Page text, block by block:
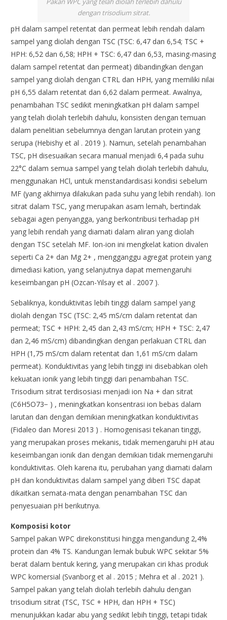
dengan trisodium sitrat.
pH dalam sampel retentat dan permeat lebih rendah dalam
sampel yang diolah dengan TSC (TSC: 6,47 dan 6,54; TSC +
HPH: 6,52 dan 6,58; HPH + TSC: 6,47 dan 6,53, masing-masing
dalam sampel retentat dan permeat) dibandingkan dengan
sampel yang diolah dengan CTRL dan HPH, yang memiliki nilai
pH 6,55 dalam retentat dan 6,62 dalam permeat. Awalnya,
penambahan TSC sedikit meningkatkan pH dalam sampel
yang telah diolah terlebih dahulu, konsisten dengan temuan
dalam penelitian sebelumnya dengan larutan protein yang
serupa (Hebishy et al . 2019 ). Namun, setelah penambahan
TSC, pH disesuaikan secara manual menjadi 6,4 pada suhu
22°C dalam semua sampel yang telah diolah terlebih dahulu,
menggunakan HCl, untuk menstandardisasi kondisi sebelum
MF (yang akhirnya dilakukan pada suhu yang lebih rendah). Ion
sitrat dalam TSC, yang merupakan asam lemah, bertindak
sebagai agen penyangga, yang berkontribusi terhadap pH
yang lebih rendah yang diamati dalam aliran yang diolah
dengan TSC setelah MF. Ion-ion ini mengkelat kation divalen
seperti Ca 2+ dan Mg 2+ , mengganggu agregat protein yang
dimediasi kation, yang selanjutnya dapat memengaruhi
keseimbangan pH (Ozcan-Yilsay et al . 2007 ).
Sebaliknya, konduktivitas lebih tinggi dalam sampel yang
diolah dengan TSC (TSC: 2,45 mS/cm dalam retentat dan
permeat; TSC + HPH: 2,45 dan 2,43 mS/cm; HPH + TSC: 2,47
dan 2,46 mS/cm) dibandingkan dengan perlakuan CTRL dan
HPH (1,75 mS/cm dalam retentat dan 1,61 mS/cm dalam
permeat). Konduktivitas yang lebih tinggi ini disebabkan oleh
kekuatan ionik yang lebih tinggi dari penambahan TSC.
Trisodium sitrat terdisosiasi menjadi ion Na + dan sitrat
(C6H5O73− ) , meningkatkan konsentrasi ion bebas dalam
larutan dan dengan demikian meningkatkan konduktivitas
(Fidaleo dan Moresi 2013 ) . Homogenisasi tekanan tinggi,
yang merupakan proses mekanis, tidak memengaruhi pH atau
keseimbangan ionik dan dengan demikian tidak memengaruhi
konduktivitas. Oleh karena itu, perubahan yang diamati dalam
pH dan konduktivitas dalam sampel yang diberi TSC dapat
dikaitkan semata-mata dengan penambahan TSC dan
penyesuaian pH berikutnya.
Komposisi kotor
Sampel pakan WPC direkonstitusi hingga mengandung 2,4%
protein dan 4% TS. Kandungan lemak bubuk WPC sekitar 5%
berat dalam bentuk kering, yang merupakan ciri khas produk
WPC komersial (Svanborg et al . 2015 ; Mehra et al . 2021 ).
Sampel pakan yang telah diolah terlebih dahulu dengan
trisodium sitrat (TSC, TSC + HPH, dan HPH + TSC)
menunjukkan kadar abu yang sedikit lebih tinggi, tetapi tidak